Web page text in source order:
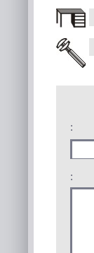
:
: